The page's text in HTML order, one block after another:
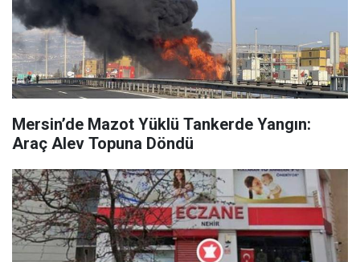
Mersin’de Mazot Yüklü Tankerde Yangın:
Araç Alev Topuna Döndü